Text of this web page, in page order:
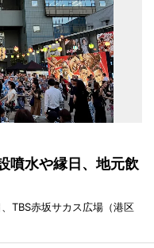
噴水や縁日、地元飲
TBS赤坂サカス広場（港区